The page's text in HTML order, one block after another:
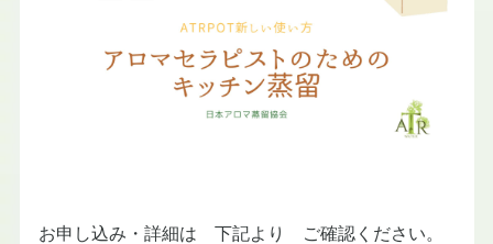
お申し込み・詳細は 下記より ご確認ください。